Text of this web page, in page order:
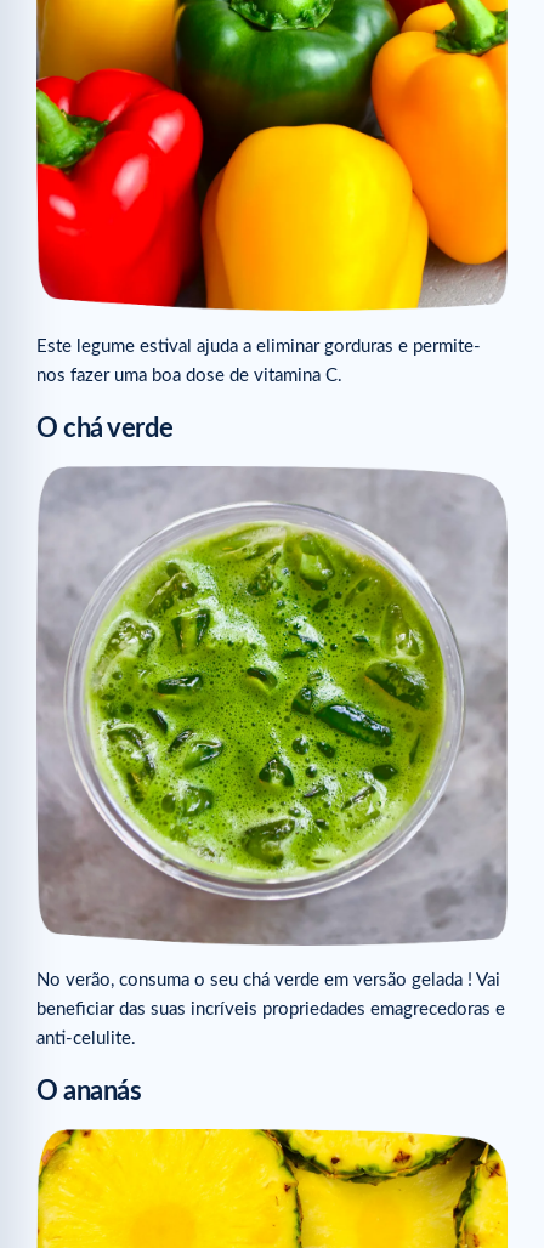
Este legume estival ajuda a eliminar gorduras e permite-
nos fazer uma boa dose de vitamina C.
O chá verde
No verão, consuma o seu chá verde em versão gelada ! Vai
beneficiar das suas incríveis propriedades emagrecedoras e
anti-celulite.
O ananás